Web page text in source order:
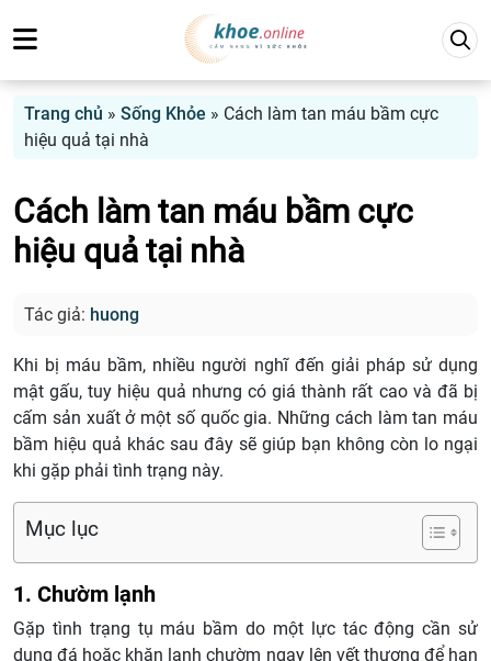
Trang chủ » Sống Khỏe » Cách làm tan máu bầm cực
hiệu quả tại nhà
Cách làm tan máu bầm cực
hiệu quả tại nhà
Tác giả: huong
Khi bị máu bầm, nhiều người nghĩ đến giải pháp sử dụng
mật gấu, tuy hiệu quả nhưng có giá thành rất cao và đã bị
cấm sản xuất ở một số quốc gia. Những cách làm tan máu
bầm hiệu quả khác sau đây sẽ giúp bạn không còn lo ngại
khi gặp phải tình trạng này.
Mục lục
1. Chườm lạnh
Gặp tình trạng tụ máu bầm do một lực tác động cần sử
dụng đá hoặc khăn lạnh chườm ngay lên vết thương để hạn